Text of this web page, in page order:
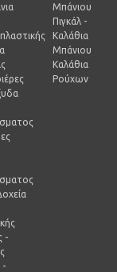
-
-
Μπάνιου
Πιγκάλ -
Καλάθια
Μπάνιου
Καλάθια
Ρούχων